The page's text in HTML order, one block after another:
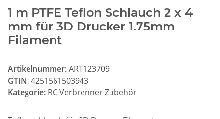
1 m PTFE Teflon Schlauch 2 x 4
mm für 3D Drucker 1.75mm
Filament
Artikelnummer:ART123709
GTIN:4251561503943
Kategorie: RC Verbrenner Zubehör